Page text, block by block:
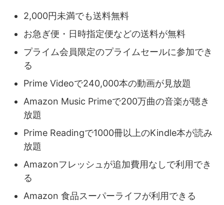
2,000円未満でも送料無料
お急ぎ便・日時指定便などの送料が無料
プライム会員限定のプライムセールに参加でき
る
Prime Videoで240,000本の動画が見放題
Amazon Music Primeで200万曲の音楽が聴き
放題
Prime Readingで1000冊以上のKindle本が読み
放題
Amazonフレッシュが追加費用なしで利用でき
る
Amazon 食品スーパーライフが利用できる